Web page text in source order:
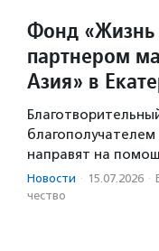
Фонд «Жизнь
партнером
Азия» в
направят на
Новости · 15.07.2026 ·
чест­во